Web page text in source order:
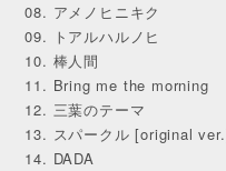
08. アメノヒニキク
09. トアルハルノヒ
10. 棒人間
11. Bring me the morning
12. 三葉のテーマ
13. スパークル [original
14. DADA